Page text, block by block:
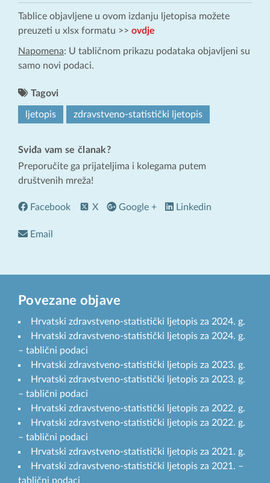
Tablice objavljene u ovom izdanju ljetopisa možete
preuzeti u xlsx formatu >> ovdje
Napomena: U tabličnom prikazu podataka objavljeni su
samo novi podaci.
Tagovi
ljetopis zdravstveno-statistički ljetopis
Sviđa vam se članak?
Preporučite ga prijateljima i kolegama putem
društvenih mreža!
Facebook X Google + Linkedin
Email
Povezane objave
Hrvatski zdravstveno-statistički ljetopis za 2024. g.
Hrvatski zdravstveno-statistički ljetopis za 2024. g.
– tablični podaci
Hrvatski zdravstveno-statistički ljetopis za 2023. g.
Hrvatski zdravstveno-statistički ljetopis za 2023. g.
– tablični podaci
Hrvatski zdravstveno-statistički ljetopis za 2022. g.
Hrvatski zdravstveno-statistički ljetopis za 2022. g.
– tablični podaci
Hrvatski zdravstveno-statistički ljetopis za 2021. g.
Hrvatski zdravstveno-statistički ljetopis za 2021. –
tablični podaci